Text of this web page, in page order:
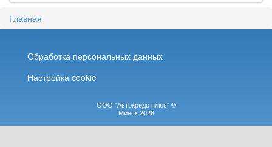
Главная
Обработка персональных данных
Настройка cookie
ООО "Автокредо плюс" ©
Минск 2026